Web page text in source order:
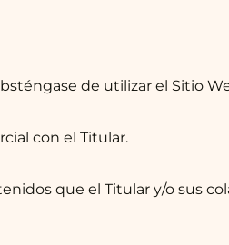
de utilizar el Sitio
con el Titular.
que el Titular y/o sus